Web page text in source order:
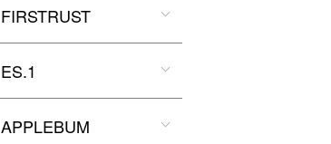
FIRSTRUST
ES.1
APPLEBUM